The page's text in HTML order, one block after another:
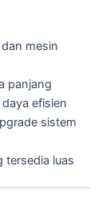
mesin
panjang
efisien
sistem
tersedia luas